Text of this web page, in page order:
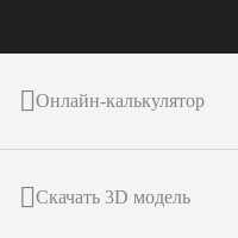
Онлайн-калькулятор
Скачать 3D модель